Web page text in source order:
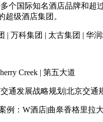
个国际知名酒店品牌和
超级酒店集团。
| 万科集团 | 太古集团 | 华
Creek | 第五大道
通发展战略规划|北京交通
例：W酒店|曲皋香格里拉